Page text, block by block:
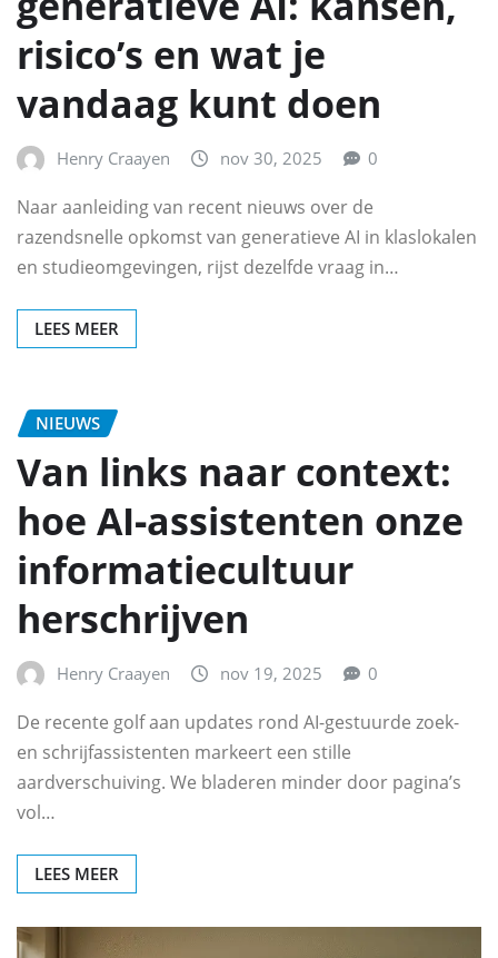
risico’s en wat je
vandaag kunt doen
Henry Craayen nov 30, 2025 0
Naar aanleiding van recent nieuws over de
razendsnelle opkomst van generatieve AI in klaslokalen
en studieomgevingen, rijst dezelfde vraag in…
LEES MEER
NIEUWS
Van links naar context:
hoe AI‑assistenten onze
informatiecultuur
herschrijven
Henry Craayen nov 19, 2025 0
De recente golf aan updates rond AI-gestuurde zoek-
en schrijfassistenten markeert een stille
aardverschuiving. We bladeren minder door pagina’s
vol…
LEES MEER